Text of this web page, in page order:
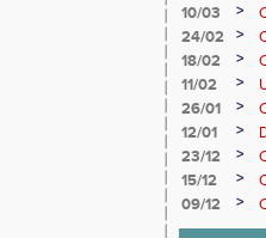
10/03
>
24/02
>
18/02 >
11/02 >
26/01
>
12/01 >
23/12
>
15/12
>
09/12
>